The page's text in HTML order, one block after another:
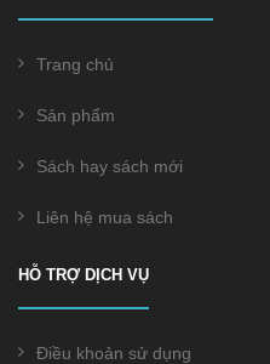
Trang chủ
Sản phẩm
Sách hay sách mới
Liên hệ mua sách
HỖ TRỢ DỊCH VỤ
Điều khoản sử dụng